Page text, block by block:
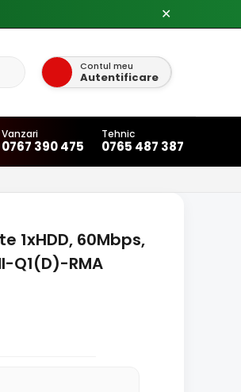
✕
Contul meu
Autentificare
Vanzari
0767 390 475
Tehnic
0765 487 387
1xHDD, 60Mbps,
Q1(D)-RMA